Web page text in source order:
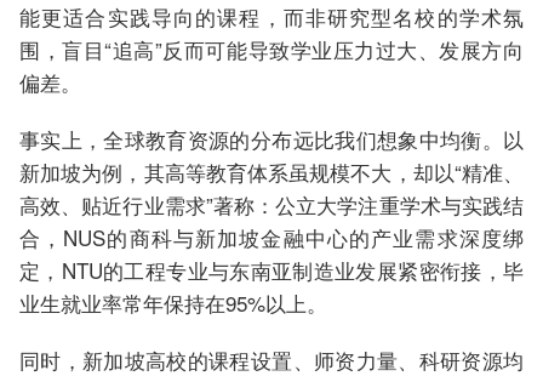
能更适合实践导向的课程，而非研究型名校的学术氛
围，盲目“追高”反而可能导致学业压力过大、发展方向
偏差。
事实上，全球教育资源的分布远比我们想象中均衡。以
新加坡为例，其高等教育体系虽规模不大，却以“精准、
高效、贴近行业需求”著称：公立大学注重学术与实践结
合，NUS的商科与新加坡金融中心的产业需求深度绑
定，NTU的工程专业与东南亚制造业发展紧密衔接，毕
业生就业率常年保持在95%以上。
同时，新加坡高校的课程设置、师资力量、科研资源均